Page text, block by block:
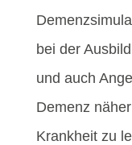
bei der
und auch
Demenz
Krankheit zu